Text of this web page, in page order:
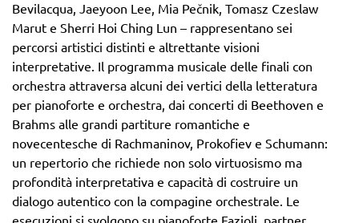
Bevilacqua, Jaeyoon Lee, Mia Pečnik, Tomasz Czeslaw
Marut e Sherri Hoi Ching Lun – rappresentano sei
percorsi artistici distinti e altrettante visioni
interpretative. Il programma musicale delle finali con
orchestra attraversa alcuni dei vertici della letteratura
per pianoforte e orchestra, dai concerti di Beethoven e
Brahms alle grandi partiture romantiche e
novecentesche di Rachmaninov, Prokofiev e Schumann:
un repertorio che richiede non solo virtuosismo ma
profondità interpretativa e capacità di costruire un
dialogo autentico con la compagine orchestrale. Le
esecuzioni si svolgono su pianoforte Fazioli, partner